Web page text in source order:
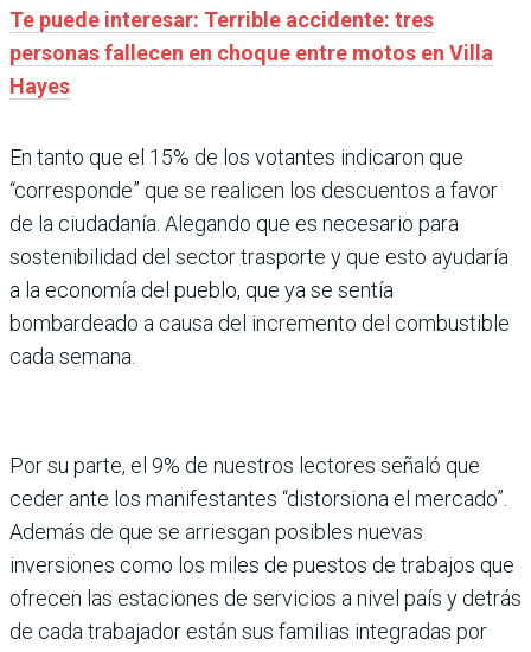
Te puede interesar: Terrible accidente: tres
personas fallecen en choque entre motos en Villa
Hayes
En tanto que el 15% de los votantes indicaron que
“corresponde” que se realicen los descuentos a favor
de la ciudadanía. Alegando que es necesario para
sostenibilidad del sector trasporte y que esto ayudaría
a la economía del pueblo, que ya se sentía
bombardeado a causa del incremento del combustible
cada semana.
Por su parte, el 9% de nuestros lectores señaló que
ceder ante los manifestantes “distorsiona el mercado”.
Además de que se arriesgan posibles nuevas
inversiones como los miles de puestos de trabajos que
ofrecen las estaciones de servicios a nivel país y detrás
de cada trabajador están sus familias integradas por